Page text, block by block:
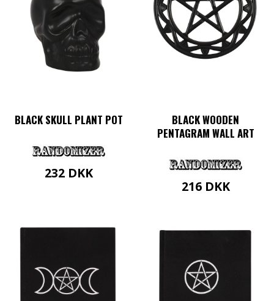
BLACK SKULL PLANT POT
232 DKK
BLACK WOODEN
PENTAGRAM WALL ART
216 DKK